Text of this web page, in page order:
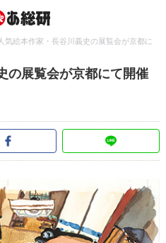
気絵本作家・長谷川義史の展覧会が京都に
の展覧会が京都にて開催